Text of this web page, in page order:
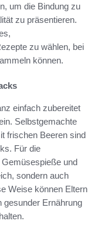
um die Bindung zu
zu präsentieren.
zu wählen, bei
können.
einfach zubereitet
Selbstgemachte
frischen Beeren sind
Für die
und
sondern auch
Weise können Eltern
gesunder Ernährung